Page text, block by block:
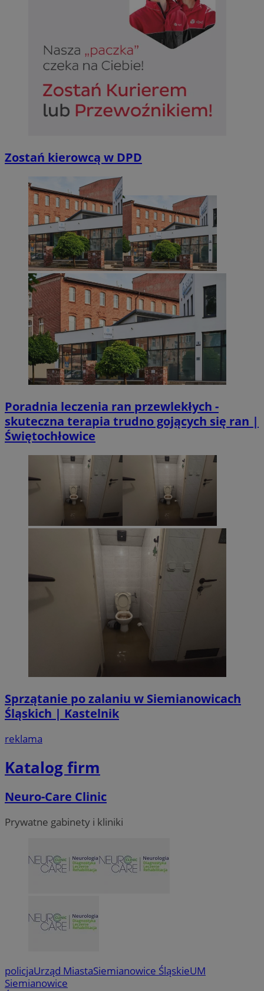
Zostań kierowcą w DPD
Poradnia leczenia ran przewlekłych -
skuteczna terapia trudno gojących się ran |
Świętochłowice
Sprzątanie po zalaniu w Siemianowicach
Śląskich | Kastelnik
reklama
Katalog firm
Neuro-Care Clinic
Prywatne gabinety i kliniki
policjaUrząd MiastaSiemianowice ŚląskieUM
Siemianowice